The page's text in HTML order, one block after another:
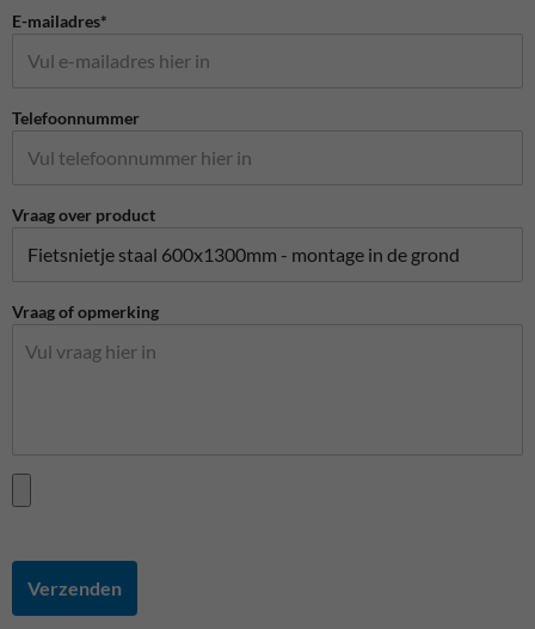
E-mailadres*
Telefoonnummer
Vraag over product
Vraag of opmerking
Verzenden